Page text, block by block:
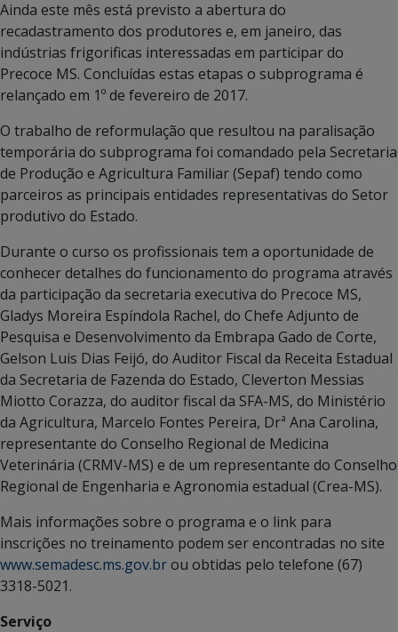
Ainda este mês está previsto a abertura do
recadastramento dos produtores e, em janeiro, das
indústrias frigorificas interessadas em participar do
Precoce MS. Concluídas estas etapas o subprograma é
relançado em 1º de fevereiro de 2017.
O trabalho de reformulação que resultou na paralisação
temporária do subprograma foi comandado pela Secretaria
de Produção e Agricultura Familiar (Sepaf) tendo como
parceiros as principais entidades representativas do Setor
produtivo do Estado.
Durante o curso os profissionais tem a oportunidade de
conhecer detalhes do funcionamento do programa através
da participação da secretaria executiva do Precoce MS,
Gladys Moreira Espíndola Rachel, do Chefe Adjunto de
Pesquisa e Desenvolvimento da Embrapa Gado de Corte,
Gelson Luis Dias Feijó, do Auditor Fiscal da Receita Estadual
da Secretaria de Fazenda do Estado, Cleverton Messias
Miotto Corazza, do auditor fiscal da SFA-MS, do Ministério
da Agricultura, Marcelo Fontes Pereira, Drª Ana Carolina,
representante do Conselho Regional de Medicina
Veterinária (CRMV-MS) e de um representante do Conselho
Regional de Engenharia e Agronomia estadual (Crea-MS).
Mais informações sobre o programa e o link para
inscrições no treinamento podem ser encontradas no site
www.semadesc.ms.gov.brou obtidas pelo telefone (67)
3318-5021.
Serviço